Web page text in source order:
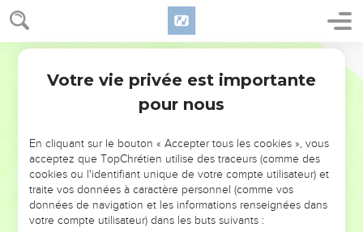
NE MANQUEZ PAS L’ÉVÉNEMENT
DE L’ANNÉE !
ET SI LEURS ERREURS POUVAIENT VOUS ÉVITER LES
VOTRES ?
Votre vie privée est importante
pour nous
En cliquant sur le bouton « Accepter tous les cookies », vous
acceptez que TopChrétien utilise des traceurs (comme des
cookies ou l'identifiant unique de votre compte utilisateur) et
traite vos données à caractère personnel (comme vos
données de navigation et les informations renseignées dans
votre compte utilisateur) dans les buts suivants :